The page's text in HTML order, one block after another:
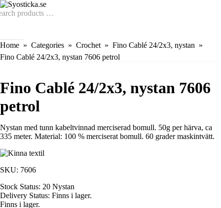
Home Categories Crochet
Fino Cablé 24/2x3, nystan
Fino Cablé 24/2x3, nystan 7606 petrol
Fino Cablé 24/2x3, nystan 7606
petrol
Nystan med tunn kabeltvinnad merciserad bomull. 50g per härva, ca
335 meter. Material: 100 % merciserat bomull. 60 grader maskintvätt.
SKU: 7606
Stock Status: 20 Nystan
Delivery Status: Finns i lager.
Finns i lager.